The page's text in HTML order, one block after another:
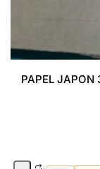
PAPEL JAPON